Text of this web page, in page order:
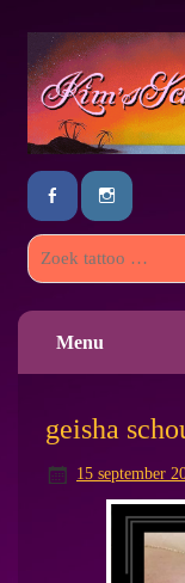
Menu
geisha
15 september